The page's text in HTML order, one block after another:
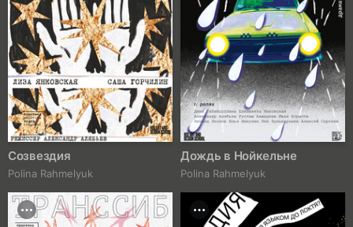
Созвездия
Polina Rahmelyuk
Дождь в Нойкельне
Polina Rahmelyuk